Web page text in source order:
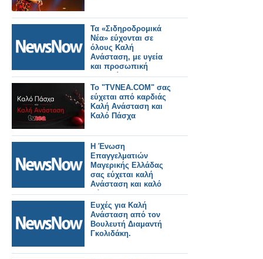
Τα «Σιδηροδρομικά
Νέα» εύχονται σε
όλους Καλή
Ανάσταση, με υγεία
και προσωπική
ευημερία.
Το "TVNEA.COM" σας
εύχεται από καρδιάς
Καλή Ανάσταση και
Καλό Πάσχα
Η Ένωση
Επαγγελματιών
Μαγερικής Ελλάδας
σας εύχεται καλή
Ανάσταση και καλό
Πάσχα!
Ευχές για Καλή
Ανάσταση από τον
Βουλευτή Διαμαντή
Γκολιδάκη.